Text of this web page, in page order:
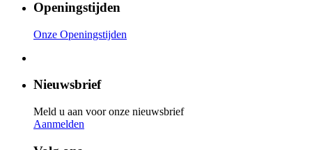
Openingstijden
Onze Openingstijden
Nieuwsbrief
Meld u aan voor onze nieuwsbrief
Aanmelden